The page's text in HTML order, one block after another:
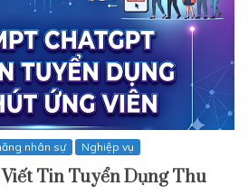
nhân sự Nghiệp vụ
Tin Tuyển Dụng Thu